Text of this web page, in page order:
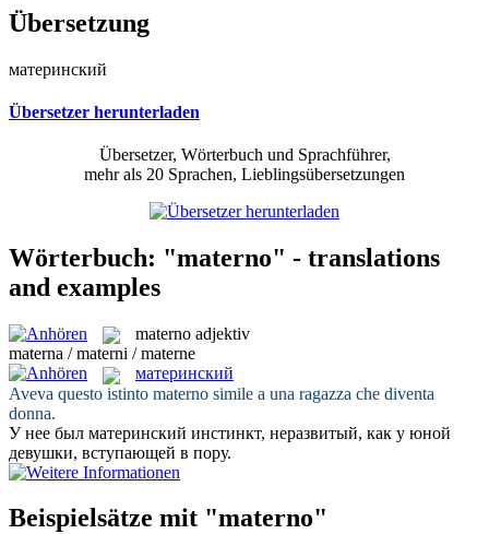
Übersetzung
материнский
Übersetzer herunterladen
Übersetzer, Wörterbuch und Sprachführer,
mehr als 20 Sprachen, Lieblingsübersetzungen
Wörterbuch: "materno" - translations
and examples
materno adjektiv
materna / materni / materne
материнский
Aveva questo istinto materno simile a una ragazza che diventa
donna.
У нее был материнский инстинкт, неразвитый, как у юной
девушки, вступающей в пору.
Beispielsätze mit "materno"